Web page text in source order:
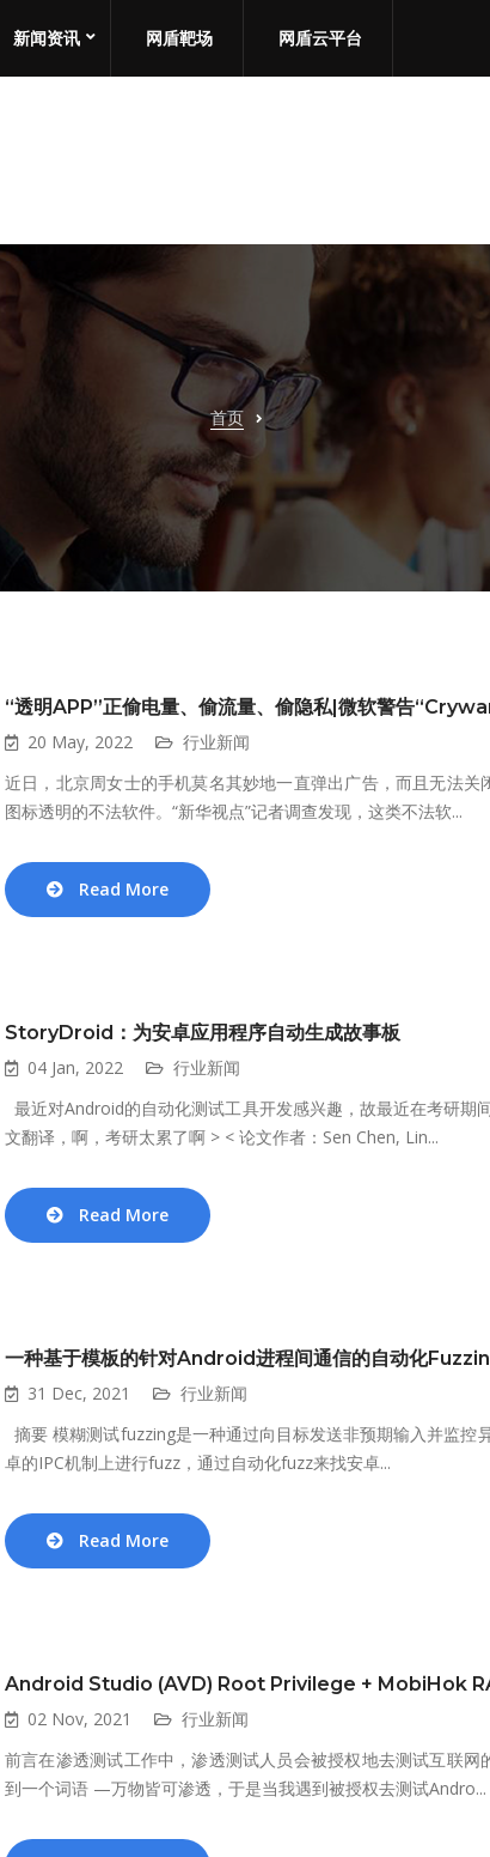
新闻资讯 网盾靶场 网盾云平台
首页
“透明APP”正偷电量、偷流量、偷隐私|微软警告
20 May, 2022
行业新闻
近日，北京周女士的手机莫名其妙地一直弹出广告，而且无法关
图标透明的不法软件。“新华视点”记者调查发现，这类不法软...
Read More
StoryDroid：为安卓应用程序自动生成故事板
04 Jan, 2022
行业新闻
最近对Android的自动化测试工具开发感兴趣，故最近在考研
文翻译，啊，考研太累了啊 > < 论文作者：Sen Chen, Lin...
Read More
一种基于模板的针对Android进程间通信的自动化
31 Dec, 2021
行业新闻
摘要 模糊测试fuzzing是一种通过向目标发送非预期输入并监
卓的IPC机制上进行fuzz，通过自动化fuzz来找安卓...
Read More
Android Studio (AVD) Root Privilege + MobiHok
02 Nov, 2021
行业新闻
前言在渗透测试工作中，渗透测试人员会被授权地去测试互联
到一个词语 —万物皆可渗透，于是当我遇到被授权去测试Andro...